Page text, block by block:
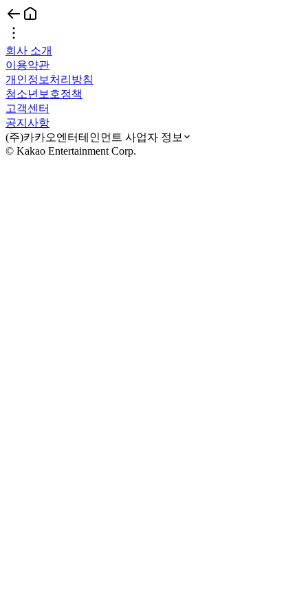
회사 소개
이용약관
개인정보처리방침
청소년보호정책
고객센터
공지사항
(주)카카오엔터테인먼트 사업자 정보
© Kakao Entertainment Corp.